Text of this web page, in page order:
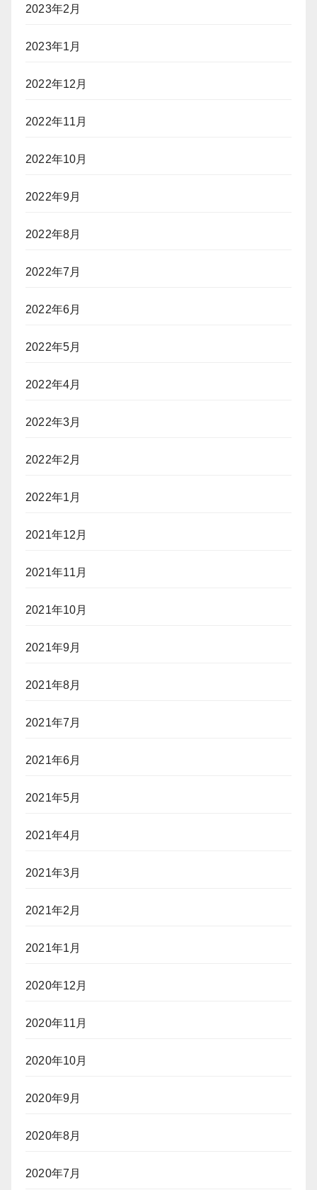
2023年2月
2023年1月
2022年12月
2022年11月
2022年10月
2022年9月
2022年8月
2022年7月
2022年6月
2022年5月
2022年4月
2022年3月
2022年2月
2022年1月
2021年12月
2021年11月
2021年10月
2021年9月
2021年8月
2021年7月
2021年6月
2021年5月
2021年4月
2021年3月
2021年2月
2021年1月
2020年12月
2020年11月
2020年10月
2020年9月
2020年8月
2020年7月